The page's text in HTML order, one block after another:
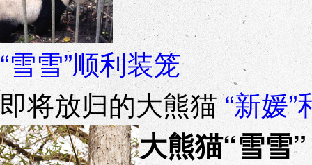
“雪雪”顺利装笼
即将放归的大熊猫“新媛
大熊猫“雪雪”